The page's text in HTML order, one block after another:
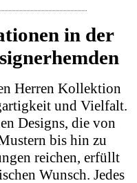
in der
Herren Kollektion
und Vielfalt.
Designs, die von
bis hin zu
reichen, erfüllt
Wunsch. Jedes